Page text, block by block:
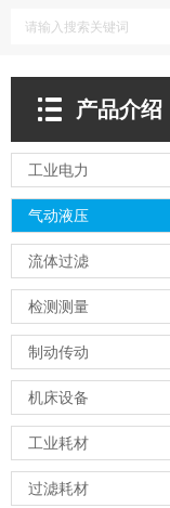
产品介绍
工业电力
气动液压
流体过滤
检测测量
制动传动
机床设备
工业耗材
过滤耗材